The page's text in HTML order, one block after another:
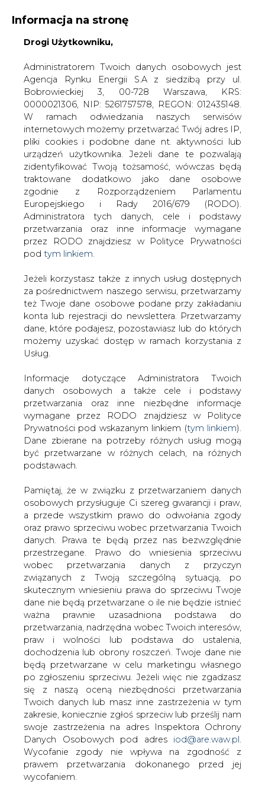
KONTAKT:
WYDAWCA PORTALU:
WYSOKI KONTRAST WIELKOŚĆ TEKSTU A A
ZALOGUJ SIĘ
WŁĄCZ CIRE.TV
Informacja na stronę
Drogi Użytkowniku,
Administratorem Twoich danych osobowych jest
Agencja Rynku Energii S.A z siedzibą przy ul.
Bobrowieckiej 3, 00-728 Warszawa, KRS:
0000021306, NIP: 5261757578, REGON: 012435148.
W ramach odwiedzania naszych serwisów
internetowych możemy przetwarzać Twój adres IP,
pliki cookies i podobne dane nt. aktywności lub
urządzeń użytkownika. Jeżeli dane te pozwalają
zidentyfikować Twoją tożsamość, wówczas będą
traktowane dodatkowo jako dane osobowe
zgodnie z Rozporządzeniem Parlamentu
Europejskiego i Rady 2016/679 (RODO).
Administratora tych danych, cele i podstawy
przetwarzania oraz inne informacje wymagane
przez RODO znajdziesz w Polityce Prywatności
pod tym linkiem.
Jeżeli korzystasz także z innych usług dostępnych
za pośrednictwem naszego serwisu, przetwarzamy
też Twoje dane osobowe podane przy zakładaniu
konta lub rejestracji do newslettera. Przetwarzamy
dane, które podajesz, pozostawiasz lub do których
możemy uzyskać dostęp w ramach korzystania z
Usług.
Informacje dotyczące Administratora Twoich
danych osobowych a także cele i podstawy
przetwarzania oraz inne niezbędne informacje
wymagane przez RODO znajdziesz w Polityce
Prywatności pod wskazanym linkiem (tym linkiem).
Dane zbierane na potrzeby różnych usług mogą
być przetwarzane w różnych celach, na różnych
podstawach.
Pamiętaj, że w związku z przetwarzaniem danych
osobowych przysługuje Ci szereg gwarancji i praw,
a przede wszystkim prawo do odwołania zgody
oraz prawo sprzeciwu wobec przetwarzania Twoich
danych. Prawa te będą przez nas bezwzględnie
przestrzegane. Prawo do wniesienia sprzeciwu
wobec przetwarzania danych z przyczyn
związanych z Twoją szczególną sytuacją, po
skutecznym wniesieniu prawa do sprzeciwu Twoje
dane nie będą przetwarzane o ile nie będzie istnieć
ważna prawnie uzasadniona podstawa do
przetwarzania, nadrzędna wobec Twoich interesów,
praw i wolności lub podstawa do ustalenia,
dochodzenia lub obrony roszczeń. Twoje dane nie
będą przetwarzane w celu marketingu własnego
po zgłoszeniu sprzeciwu. Jeżeli więc nie zgadzasz
się z naszą oceną niezbędności przetwarzania
Twoich danych lub masz inne zastrzeżenia w tym
zakresie, koniecznie zgłoś sprzeciw lub prześlij nam
swoje zastrzeżenia na adres Inspektora Ochrony
Danych Osobowych pod adres iod@are.waw.pl.
Wycofanie zgody nie wpływa na zgodność z
prawem przetwarzania dokonanego przed jej
wycofaniem.
Strona główna CIEPŁOWNICTWO
Zmiany w
zarządzie PGE GiEK
2018-12-21 00:00
skomentuj
udostępnij:
Zmiany w zarządzie PGE GiEK
Rada Nadzorcza PGE Górnictwo i
Energetyka Konwencjonalna w dniu 20
grudnia 2018 r. powołała prezesa i
wiceprezesa spółki i odwołała jednego
z wiceprezesów.
Rada Nadzorcza PGE Górnictwo i Energetyka
Konwencjonalna w dniu 20 grudnia 2018 r. powołała na
stanowisko prezesa zarządu z dniem 1 marca 2019 r.
Roberta Ostrowskiego. Jednocześnie RN powołała
Norberta Grudnia na stanowisko wiceprezesa zarządu ds.
inwestycji i zarządzania majątkiem z dniem 21 grudnia